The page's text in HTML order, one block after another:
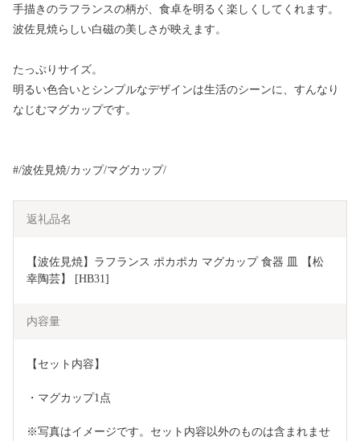
手描きのラフランスの柄が、食卓を明るく楽しくしてくれます。
波佐見焼らしい白磁の美しさが映えます。
たっぷりサイズ。
明るい色合いとシンプルなデザインは生活のシーンに、すんなり
なじむマグカップです。
#/波佐見焼/カップ/マグカップ/
返礼品名
【波佐見焼】ラフランス ポカポカ マグカップ 食器 皿 【松
幸陶芸】 [HB31]
内容量
【セット内容】
・マグカップ1点
※写真はイメージです。セット内容以外のものは含まれませ